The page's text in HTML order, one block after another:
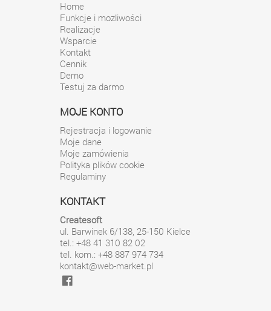
Home
Funkcje i mozliwości
Realizacje
Wsparcie
Kontakt
Cennik
Demo
Testuj za darmo
MOJE KONTO
Rejestracja i logowanie
Moje dane
Moje zamówienia
Polityka plików cookie
Regulaminy
KONTAKT
Createsoft
ul. Barwinek 6/138, 25-150 Kielce
tel.: +48 41 310 82 02
tel. kom.: +48 887 974 734
kontakt@web-market.pl